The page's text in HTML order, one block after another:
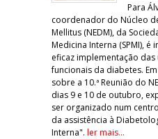
Para
coordenador do Núcleo
Mellitus (NEDM), da
Medicina Interna (SPMI),
eficaz implementação
funcionais da diabetes.
sobre a 10.ª Reunião do
dias 9 e 10 de outubro,
ser organizado num
da assistência à
Interna". ler mais...